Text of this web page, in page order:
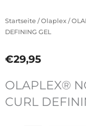
Startseite /Olaplex /
DEFINING GEL
€29,95
OLAPLEX®
CURL